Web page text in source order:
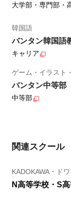
大学部・専門部・
韓国語
バンタン韓国語
キャリア
ゲーム・イラスト
バンタン中等部
中等部
関連スクール
KADOKAWA・ド
N高等学校・S